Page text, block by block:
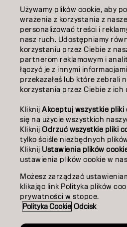
EDUKACJA
O NAS
ZOSTAŃ PARTNEREM
SKONTAKTUJ SIĘ Z NAMI
KontaktPolityka prywatności
Polityka dotycząca plików cookie
Dostępność
Zaangażowanie na rzecz
PO | Polish
Używamy plików cookie, aby
wrażenia z korzystania z
personalizować treści i
nasz ruch. Udostępniamy
korzystaniu przez Ciebie z
partnerom reklamowym i
łączyć je z innymi
przekazałeś lub które zebrali
korzystania przez Ciebie z ich
KliknijAkceptuj wszystkie pliki
się na użycie wszystkich
KliknijOdrzuć wszystkie pliki
tylko ściśle niezbędnych
Kliknij Ustawienia plików
ustawienia plików cookie w
Możesz zarządzać
klikając link Polityka plików
prywatności w stopce.
Polityka Cookie Odcisk